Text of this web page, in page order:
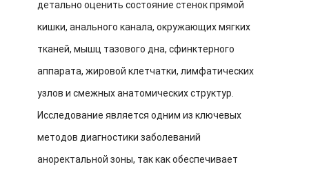
детально оценить состояние стенок прямой
кишки, анального канала, окружающих мягких
тканей, мышц тазового дна, сфинктерного
аппарата, жировой клетчатки, лимфатических
узлов и смежных анатомических структур.
Исследование является одним из ключевых
методов диагностики заболеваний
аноректальной зоны, так как обеспечивает